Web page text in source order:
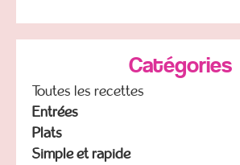
Catégories
Toutes les recettes
Entrées
Plats
Simple et rapide